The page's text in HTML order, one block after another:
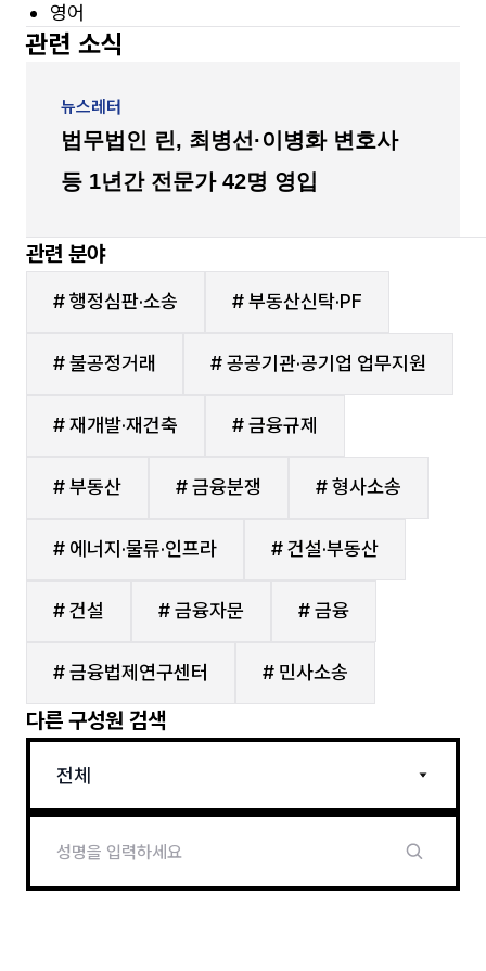
영어
관련 소식
뉴스레터
법무법인 린, 최병선·이병화 변호사
등 1년간 전문가 42명 영입
관련 분야
# 행정심판·소송 # 부동산신탁·PF
# 불공정거래 # 공공기관·공기업 업무지원
# 재개발·재건축 # 금융규제
# 부동산 # 금융분쟁 # 형사소송
# 에너지·물류·인프라 # 건설·부동산
# 건설 # 금융자문 # 금융
# 금융법제연구센터 # 민사소송
다른 구성원 검색
전체